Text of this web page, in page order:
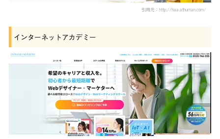
引用元：http://haa.athuman.com/
インターネットアカデミー